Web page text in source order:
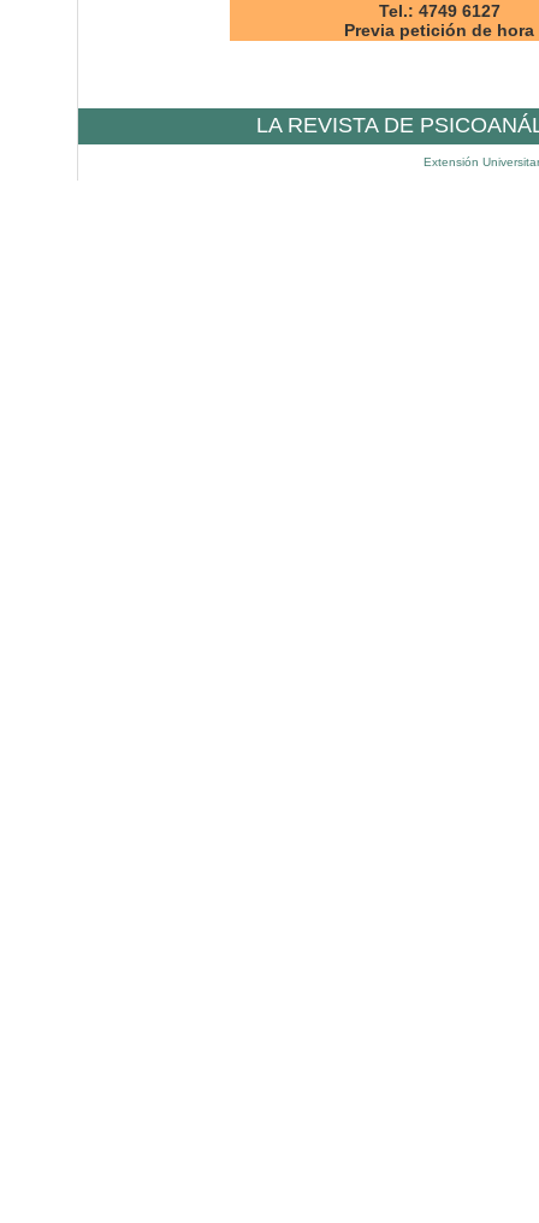
Tel.: 4749 6127
Previa petición de hora
LA REVISTA DE
Extensión